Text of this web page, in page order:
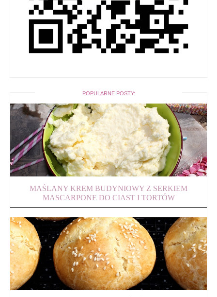
POPULARNE POSTY:
MAŚLANY KREM BUDYNIOWY Z SERKIEM
MASCARPONE DO CIAST I TORTÓW